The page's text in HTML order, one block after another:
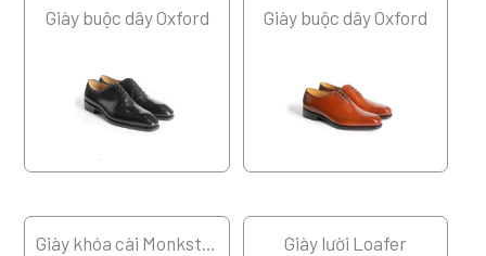
Giày buộc dây Oxford Giày buộc dây Oxford
Giày khóa cài Monkstrap Giày lười Loafer